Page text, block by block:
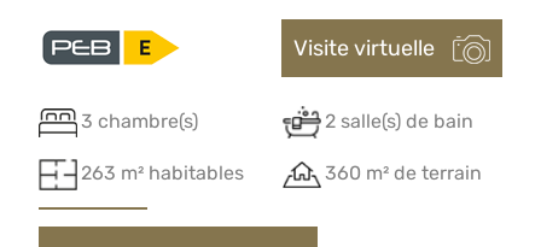
Visite virtuelle
3 chambre(s) 2 salle(s) de bain
263 m² habitables 360 m² de terrain